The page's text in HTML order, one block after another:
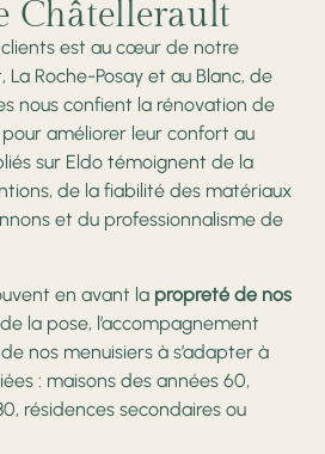
avec transparence,
Châtellerault
est au cœur de notre
Roche-Posay et au Blanc, de
nous confient la rénovation de
pour améliorer leur confort au
sur Eldo témoignent de la
de la fiabilité des matériaux
et du professionnalisme de
en avant la propreté de nos
la pose, l’accompagnement
nos menuisiers à s’adapter à
: maisons des années 60,
résidences secondaires ou